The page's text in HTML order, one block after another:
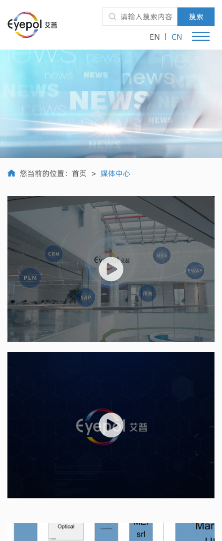
搜索
EN | CN
您当前的位置： 首页 > 媒体中心